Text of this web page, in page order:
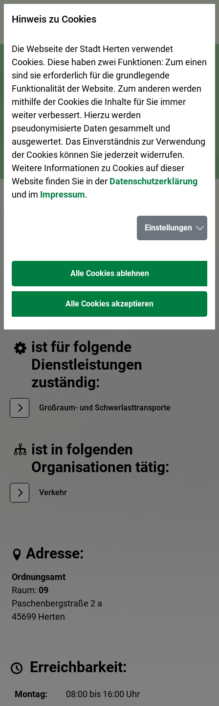
Zur Startseite (Schnelltaste 0)
Zum Seitenanfang springen (Schnelltaste A)
Zur Navigation/Menü springen (Schnelltaste M)
Zur Suche springen (Schnelltaste 8)
Zum Inhalt springen (Schnelltaste I)
Zum Fußbereich springen (Schnelltaste Z)
Bürgerservice Ansprechpersonen A–Z
Vorlesen
Herr Pecher
02366 303-331
Sachbearbeitung Verkehrsrechtliche
Anordnungen/Großraum- und Schwertransporte
ist für folgende
Dienstleistungen
zuständig:
Großraum- und Schwerlasttransporte
ist in folgenden
Organisationen tätig:
Verkehr
Adresse:
Ordnungsamt
Raum: 09
Paschenbergstraße 2 a
45699 Herten
Erreichbarkeit:
Montag: 08:00 bis 16:00 Uhr
Suchseite mit Schnellsuche
Hinweis zu Cookies
Die Webseite der Stadt Herten verwendet
Cookies. Diese haben zwei Funktionen: Zum einen
sind sie erforderlich für die grundlegende
Funktionalität der Website. Zum anderen werden
mithilfe der Cookies die Inhalte für Sie immer
weiter verbessert. Hierzu werden
pseudonymisierte Daten gesammelt und
ausgewertet. Das Einverständnis zur Verwendung
der Cookies können Sie jederzeit widerrufen.
Weitere Informationen zu Cookies auf dieser
Website finden Sie in der Datenschutzerklärung
und im Impressum.
Einstellungen
Alle Cookies ablehnen
Alle Cookies akzeptieren